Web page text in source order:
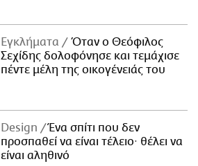
Εγκλήματα
Όταν ο Θεόφιλος
Σεχίδης δολοφόνησε και τεμάχισε
πέντε μέλη της οικογένειάς του
Design
Ένα σπίτι που δεν
προσπαθεί να είναι τέλειο· θέλει να
είναι αληθινό